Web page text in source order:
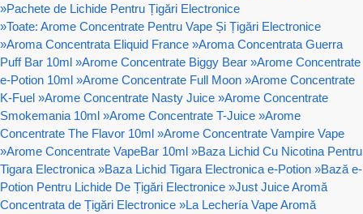
»Pachete de Lichide Pentru Țigări Electronice
»Toate: Arome Concentrate Pentru Vape Și Țigări Electronice
»Aroma Concentrata Eliquid France »Aroma Concentrata Guerra
Puff Bar 10ml »Arome Concentrate Biggy Bear »Arome Concentrate
e-Potion 10ml »Arome Concentrate Full Moon »Arome Concentrate
K-Fuel »Arome Concentrate Nasty Juice »Arome Concentrate
Smokemania 10ml »Arome Concentrate T-Juice »Arome
Concentrate The Flavor 10ml »Arome Concentrate Vampire Vape
»Arome Concentrate VapeBar 10ml »Baza Lichid Cu Nicotina Pentru
Tigara Electronica »Baza Lichid Tigara Electronica e-Potion »Bază e-
Potion Pentru Lichide De Țigări Electronice »Just Juice Aromă
Concentrata de Țigări Electronice »La Lechería Vape Aromă